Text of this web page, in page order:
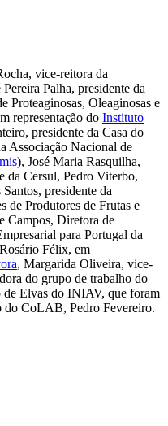
vice-reitora da
Pereira Palha, presidente da
Proteaginosas, Oleaginosas e
representação do Instituto
presidente da Casa do
Associação Nacional de
), José Maria Rasquilha,
da Cersul, Pedro Viterbo,
presidente da
de Produtores de Frutas e
Campos, Diretora de
para Portugal da
Félix, em
, Margarida Oliveira, vice-
do grupo de trabalho do
Elvas do INIAV, que foram
do CoLAB, Pedro Fevereiro.